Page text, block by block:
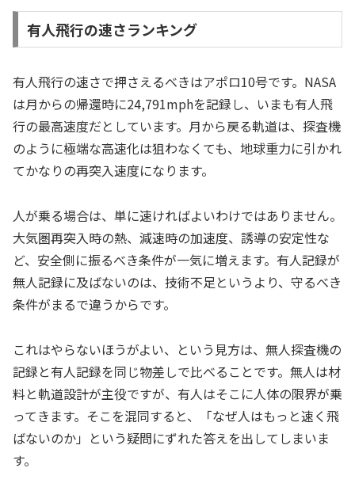
有人飛行の速さランキング
有人飛行の速さで押さえるべきはアポロ10号です。NASA
は月からの帰還時に24,791mphを記録し、いまも有人飛
行の最高速度だとしています。月から戻る軌道は、探査機
のように極端な高速化は狙わなくても、地球重力に引かれ
てかなりの再突入速度になります。
人が乗る場合は、単に速ければよいわけではありません。
大気圏再突入時の熱、減速時の加速度、誘導の安定性な
ど、安全側に振るべき条件が一気に増えます。有人記録が
無人記録に及ばないのは、技術不足というより、守るべき
条件がまるで違うからです。
これはやらないほうがよい、という見方は、無人探査機の
記録と有人記録を同じ物差しで比べることです。無人は材
料と軌道設計が主役ですが、有人はそこに人体の限界が乗
ってきます。そこを混同すると、「なぜ人はもっと速く飛
ばないのか」という疑問にずれた答えを出してしまいま
す。